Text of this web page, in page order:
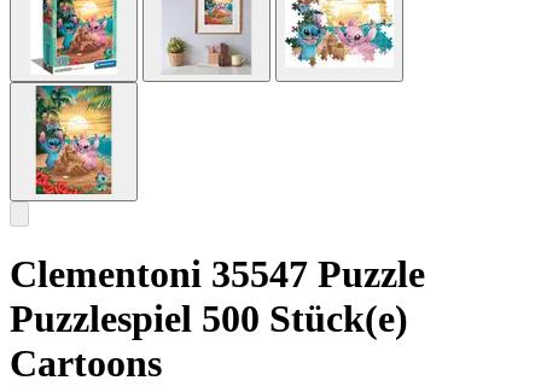
Clementoni 35547 Puzzle
Puzzlespiel 500 Stück(e)
Cartoons